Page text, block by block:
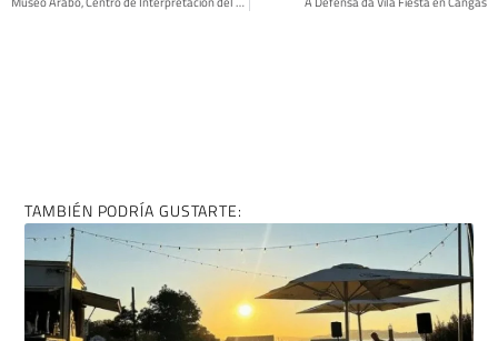
TAMBIÉN PODRÍA GUSTARTE: